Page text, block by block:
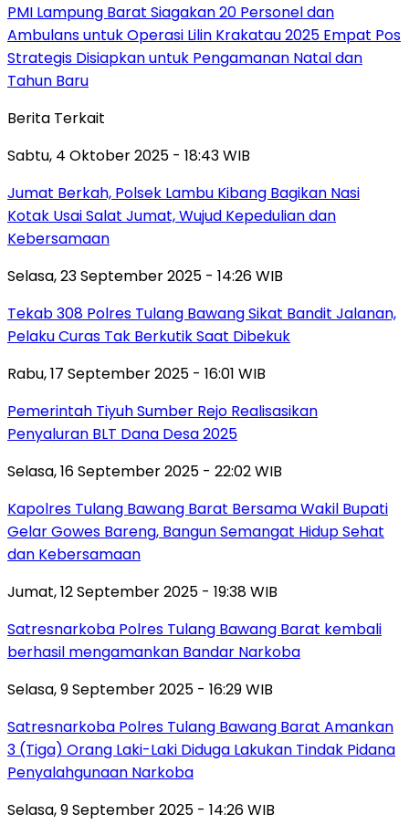
PMI Lampung Barat Siagakan 20 Personel dan
Ambulans untuk Operasi Lilin Krakatau 2025 Empat Pos
Strategis Disiapkan untuk Pengamanan Natal dan
Tahun Baru
Berita Terkait
Sabtu, 4 Oktober 2025 - 18:43 WIB
Jumat Berkah, Polsek Lambu Kibang Bagikan Nasi
Kotak Usai Salat Jumat, Wujud Kepedulian dan
Kebersamaan
Selasa, 23 September 2025 - 14:26 WIB
Tekab 308 Polres Tulang Bawang Sikat Bandit Jalanan,
Pelaku Curas Tak Berkutik Saat Dibekuk
Rabu, 17 September 2025 - 16:01 WIB
Pemerintah Tiyuh Sumber Rejo Realisasikan
Penyaluran BLT Dana Desa 2025
Selasa, 16 September 2025 - 22:02 WIB
Kapolres Tulang Bawang Barat Bersama Wakil Bupati
Gelar Gowes Bareng, Bangun Semangat Hidup Sehat
dan Kebersamaan
Jumat, 12 September 2025 - 19:38 WIB
Satresnarkoba Polres Tulang Bawang Barat kembali
berhasil mengamankan Bandar Narkoba
Selasa, 9 September 2025 - 16:29 WIB
Satresnarkoba Polres Tulang Bawang Barat Amankan
3 (Tiga) Orang Laki-Laki Diduga Lakukan Tindak Pidana
Penyalahgunaan Narkoba
Selasa, 9 September 2025 - 14:26 WIB